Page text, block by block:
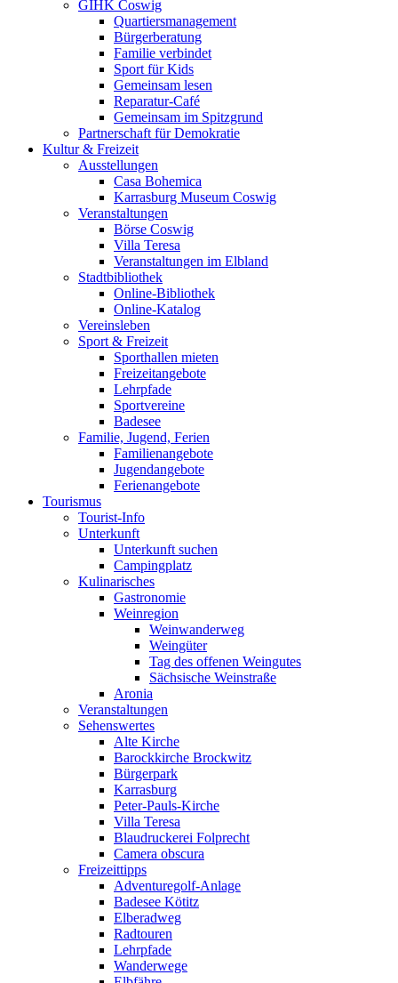
GIHK Coswig
Quartiersmanagement
Bürgerberatung
Familie verbindet
Sport für Kids
Gemeinsam lesen
Reparatur-Café
Gemeinsam im Spitzgrund
Partnerschaft für Demokratie
Kultur & Freizeit
Ausstellungen
Casa Bohemica
Karrasburg Museum Coswig
Veranstaltungen
Börse Coswig
Villa Teresa
Veranstaltungen im Elbland
Stadtbibliothek
Online-Bibliothek
Online-Katalog
Vereinsleben
Sport & Freizeit
Sporthallen mieten
Freizeitangebote
Lehrpfade
Sportvereine
Badesee
Familie, Jugend, Ferien
Familienangebote
Jugendangebote
Ferienangebote
Tourismus
Tourist-Info
Unterkunft
Unterkunft suchen
Campingplatz
Kulinarisches
Gastronomie
Weinregion
Weinwanderweg
Weingüter
Tag des offenen Weingutes
Sächsische Weinstraße
Aronia
Veranstaltungen
Sehenswertes
Alte Kirche
Barockkirche Brockwitz
Bürgerpark
Karrasburg
Peter-Pauls-Kirche
Villa Teresa
Blaudruckerei Folprecht
Camera obscura
Freizeittipps
Adventuregolf-Anlage
Badesee Kötitz
Elberadweg
Radtouren
Lehrpfade
Wanderwege